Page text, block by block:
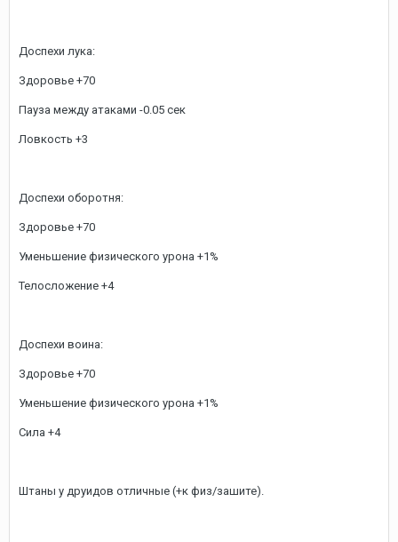
Доспехи лука:
Здоровье +70
Пауза между атаками -0.05 сек
Ловкость +3
Доспехи оборотня:
Здоровье +70
Уменьшение физического урона +1%
Телосложение +4
Доспехи воина:
Здоровье +70
Уменьшение физического урона +1%
Сила +4
Штаны у друидов отличные (+к физ/зашите).